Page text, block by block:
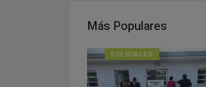
Más Populares
POLICIALES